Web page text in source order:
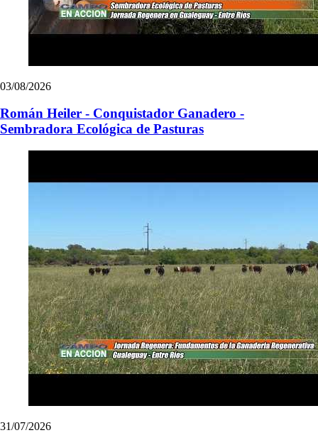
03/08/2026
Román Heiler - Conquistador Ganadero -
Sembradora Ecológica de Pasturas
31/07/2026